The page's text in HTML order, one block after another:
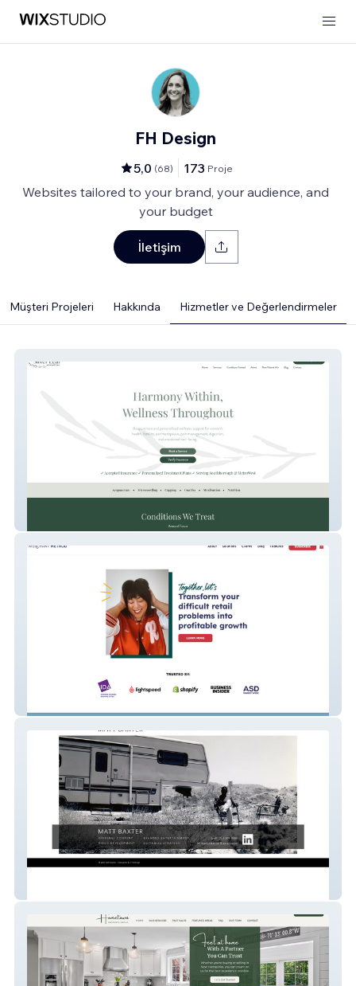
FH Design
5,0 (68) 173 Proje
Websites tailored to your brand, your audience, and
your budget
İletişim
Müşteri Projeleri Hakkında Hizmetler ve Değerlendirmeler